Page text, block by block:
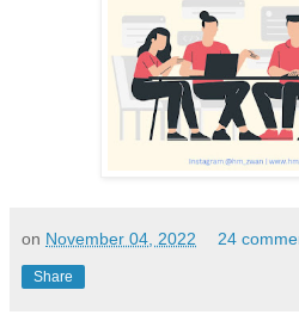
on November 04, 2022 24
Share